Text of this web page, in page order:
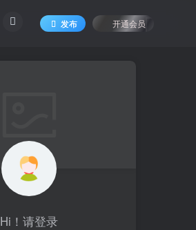
发布 开通会员
Hi！请登录